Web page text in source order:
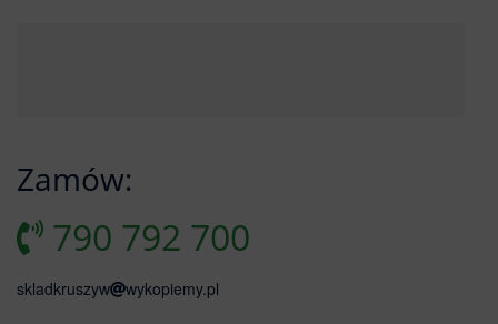
Zamów:
790 792 700
skladkruszyw wykopiemy.pl